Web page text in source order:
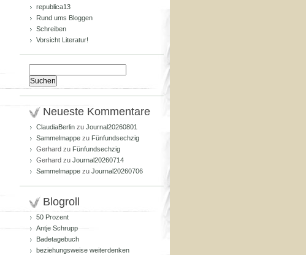
republica13
Rund ums Bloggen
Schreiben
Vorsicht Literatur!
nach:
Neueste Kommentare
ClaudiaBerlin zu Journal20260801
Sammelmappe zu Fünfundsechzig
Gerhard zu Fünfundsechzig
Gerhard zu Journal20260714
Sammelmappe zu Journal20260706
Blogroll
50 Prozent
Antje Schrupp
Badetagebuch
beziehungsweise weiterdenken